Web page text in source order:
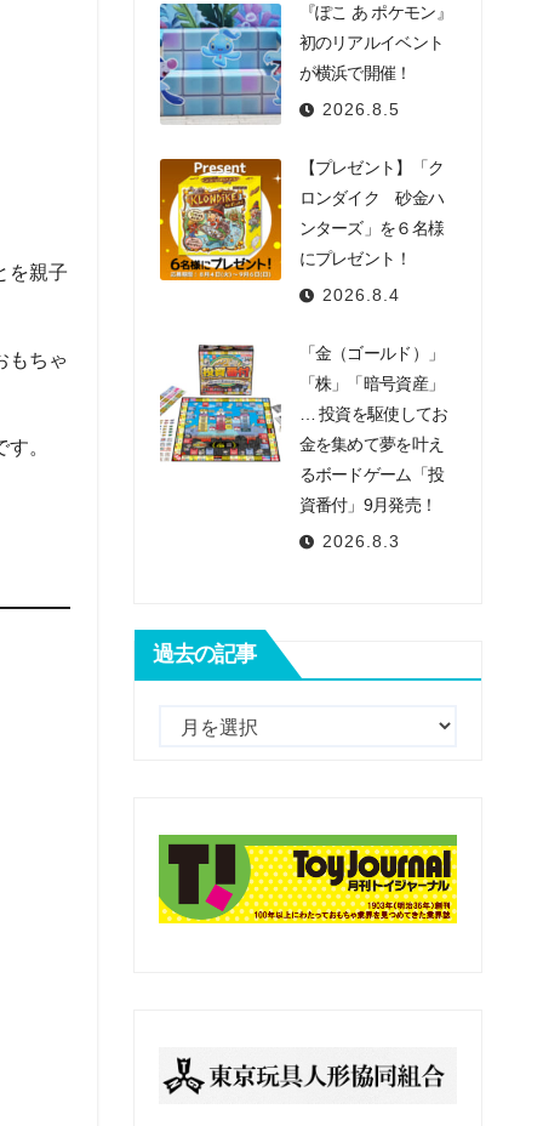
を親子
もちゃ
。
『ぽこ あ ポケモン』
初のリアルイベント
が横浜で開催！
2026.8.5
【プレゼント】「ク
ロンダイク 砂金ハ
ンターズ」を６名様
にプレゼント！
2026.8.4
「金（ゴールド）」
「株」「暗号資産」
… 投資を駆使してお
金を集めて夢を叶え
るボードゲーム「投
資番付」9月発売！
2026.8.3
過去の記事
記
事